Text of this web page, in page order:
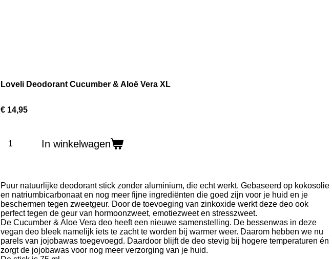
Loveli Deodorant Cucumber & Aloë Vera XL
€ 14,95
In winkelwagen
Puur natuurlijke deodorant stick zonder aluminium, die echt werkt. Gebaseerd op kokosolie
en natriumbicarbonaat en nog meer fijne ingrediënten die goed zijn voor je huid en je
beschermen tegen zweetgeur. Door de toevoeging van zinkoxide werkt deze deo ook
perfect tegen de geur van hormoonzweet, emotiezweet en stresszweet.
De Cucumber & Aloe Vera deo heeft een nieuwe samenstelling. De bessenwas in deze
vegan deo bleek namelijk iets te zacht te worden bij warmer weer. Daarom hebben we nu
parels van jojobawas toegevoegd. Daardoor blijft de deo stevig bij hogere temperaturen én
zorgt de jojobawas voor nog meer verzorging van je huid.